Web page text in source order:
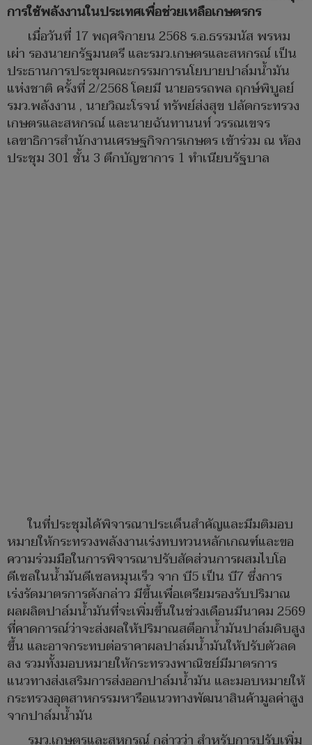
การใช้พลังงานในประเทศเพื่อช่วยเหลือเกษตรกร
เมื่อวันที่ 17 พฤศจิกายน 2568 ร.อ.ธรรมนัส พรหม
เผ่า รองนายกรัฐมนตรี และรมว.เกษตรและสหกรณ์ เป็น
ประธานการประชุมคณะกรรมการนโยบายปาล์มน้ำมัน
แห่งชาติ ครั้งที่ 2/2568 โดยมี นายอรรถพล ฤกษ์พิบูลย์
รมว.พลังงาน , นายวิณะโรจน์ ทรัพย์ส่งสุข ปลัดกระทรวง
เกษตรและสหกรณ์ และนายฉันทานนท์ วรรณเขจร
เลขาธิการสำนักงานเศรษฐกิจการเกษตร เข้าร่วม ณ ห้อง
ประชุม 301 ชั้น 3 ตึกบัญชาการ 1 ทำเนียบรัฐบาล
ในที่ประชุมได้พิจารณาประเด็นสำคัญและมีมติมอบ
หมายให้กระทรวงพลังงานเร่งทบทวนหลักเกณฑ์และขอ
ความร่วมมือในการพิจารณาปรับสัดส่วนการผสมไบโอ
ดีเซลในน้ำมันดีเซลหมุนเร็ว จาก บี5 เป็น บี7 ซึ่งการ
เร่งรัดมาตรการดังกล่าว มีขึ้นเพื่อเตรียมรองรับปริมาณ
ผลผลิตปาล์มน้ำมันที่จะเพิ่มขึ้นในช่วงเดือนมีนาคม 2569
ที่คาดการณ์ว่าจะส่งผลให้ปริมาณสต็อกน้ำมันปาล์มดิบสูง
ขึ้น และอาจกระทบต่อราคาผลปาล์มน้ำมันให้ปรับตัวลด
ลง รวมทั้งมอบหมายให้กระทรวงพาณิชย์มีมาตรการ
แนวทางส่งเสริมการส่งออกปาล์มน้ำมัน และมอบหมายให้
กระทรวงอุตสาหกรรมหารือแนวทางพัฒนาสินค้ามูลค่าสูง
จากปาล์มน้ำมัน
รมว.เกษตรและสหกรณ์ กล่าวว่า สำหรับการปรับเพิ่ม